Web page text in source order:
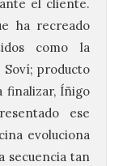
el cliente.
ha recreado
como la
producto
finalizar, Íñigo
ese
evoluciona
secuencia tan